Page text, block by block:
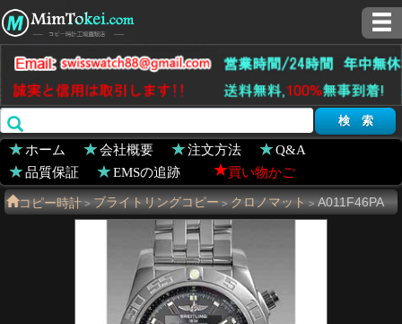
ホーム 会社概要 注文方法
Q&A
品質保証
EMSの追跡 買い物かご
コピー時計 > ブライトリングコピー > クロノマット > A011F46PA